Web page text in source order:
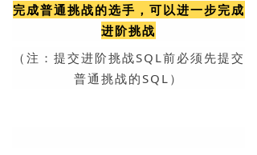
完成普通挑战的选手，可以进一步完成
进阶挑战
（注：提交进阶挑战SQL前必须先提交
普通挑战的SQL）